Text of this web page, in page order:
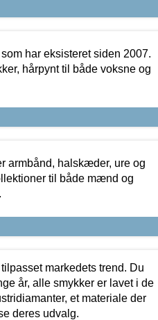
har eksisteret siden 2007.
hårpynt til både voksne og
armbånd, halskæder, ure og
til både mænd og
markedets trend. Du
år, alle smykker er lavet i de
et materiale der
deres udvalg.